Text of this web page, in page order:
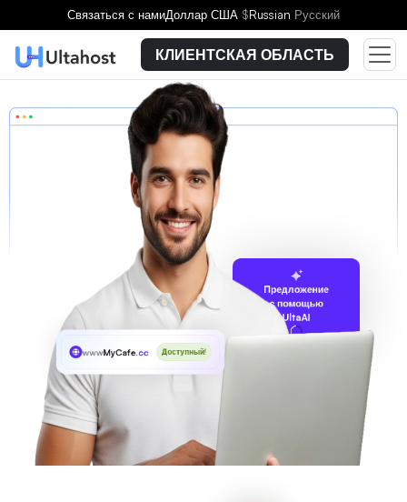
Связаться с намиДоллар США $Russian Русский
КЛИЕНТСКАЯ ОБЛАСТЬ
Предложение
с помощью
UltaAI
wwwMyCafe.cc Доступный!